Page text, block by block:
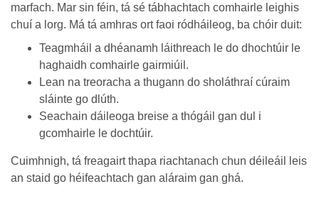
marfach. Mar sin féin, tá sé tábhachtach comhairle leighis
chuí a lorg. Má tá amhras ort faoi ródháileog, ba chóir duit:
Teagmháil a dhéanamh láithreach le do dhochtúir le
haghaidh comhairle gairmiúil.
Lean na treoracha a thugann do sholáthraí cúraim
sláinte go dlúth.
Seachain dáileoga breise a thógáil gan dul i
gcomhairle le dochtúir.
Cuimhnigh, tá freagairt thapa riachtanach chun déileáil leis
an staid go héifeachtach gan aláraim gan ghá.